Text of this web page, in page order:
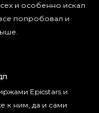
и особенно искал
попробовал и
Epicstars и
к ним, да и сами